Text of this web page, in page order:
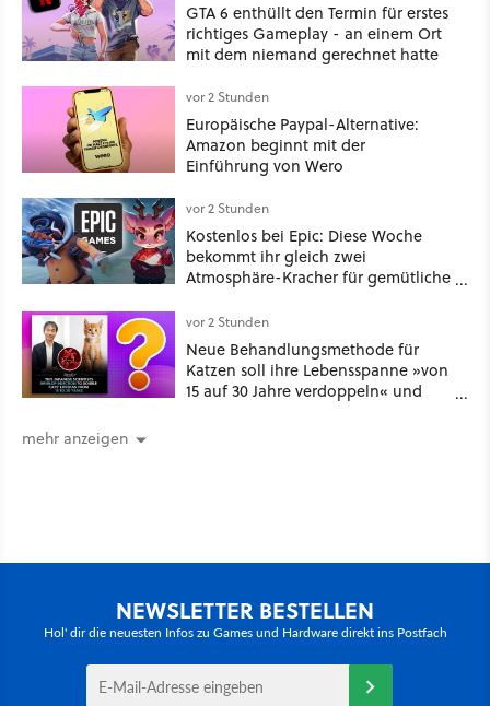
GTA 6 enthüllt den Termin für erstes
richtiges Gameplay - an einem Ort
mit dem niemand gerechnet hatte
vor 2 Stunden
Europäische Paypal-Alternative:
Amazon beginnt mit der
Einführung von Wero
vor 2 Stunden
Kostenlos bei Epic: Diese Woche
bekommt ihr gleich zwei
Atmosphäre-Kracher für gemütliche
vor 2 Stunden
Neue Behandlungsmethode für
Katzen soll ihre Lebensspanne »von
15 auf 30 Jahre verdoppeln« und
mehr anzeigen
NEWSLETTER BESTELLEN
Hol' dir die neuesten Infos zu Games und Hardware direkt ins Postfach